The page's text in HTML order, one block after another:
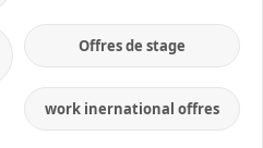
Offres de stage
work inernational offres